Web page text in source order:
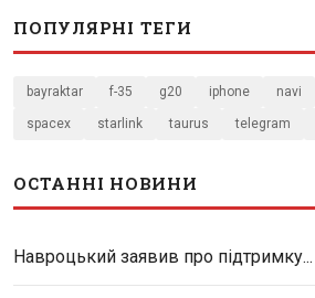
ПОПУЛЯРНІ ТЕГИ
bayraktar f-35 g20 iphone navi
spacex starlink taurus telegram
ОСТАННІ НОВИНИ
Навроцький заявив про підтримку...